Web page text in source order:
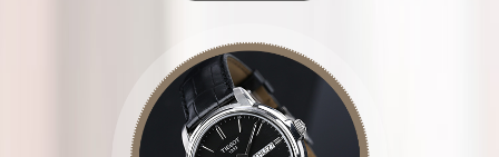
辽宁省丹东市振兴区七经街天梭售后服务中心（需提前预约）
辽宁省抚顺市新抚区东一路天梭售后服务中心（需提前预约）
辽宁省阜新市海州区解放大街天梭售后服务中心（需提前预约）
辽宁省葫芦岛市连山区中央路天梭售后服务中心（需提前预约）